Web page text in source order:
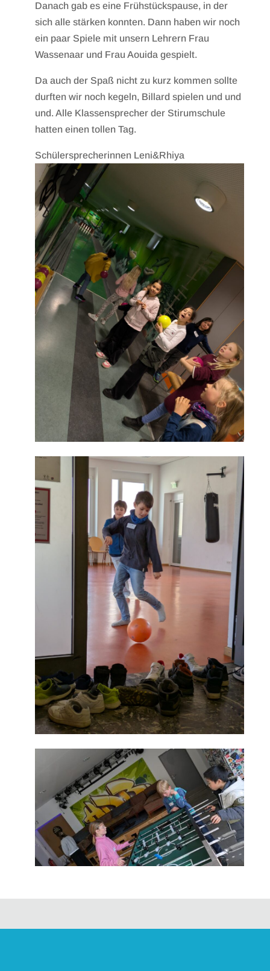
Danach gab es eine Frühstückspause, in der
sich alle stärken konnten. Dann haben wir noch
ein paar Spiele mit unsern Lehrern Frau
Wassenaar und Frau Aouida gespielt.
Da auch der Spaß nicht zu kurz kommen sollte
durften wir noch kegeln, Billard spielen und und
und. Alle Klassensprecher der Stirumschule
hatten einen tollen Tag.
Schülersprecherinnen Leni&Rhiya